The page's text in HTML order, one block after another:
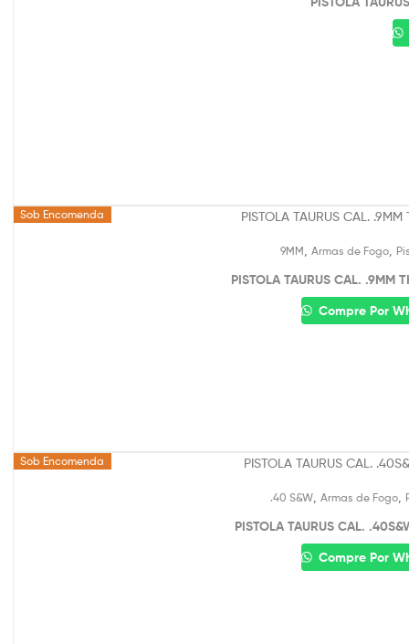
Sob Encomenda
9MM Armas de Fogo,
PISTOLA TAURUS CAL. .9MM
Compre Por
Sob Encomenda
.40 S&W Armas de Fogo
PISTOLA TAURUS CAL.
Compre Por